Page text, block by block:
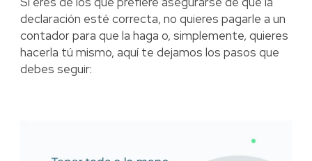
declaración esté correcta, no quieres pagarle a un
contador para que la haga o, simplemente, quieres
hacerla tú mismo, aquí te dejamos los pasos que
debes seguir: